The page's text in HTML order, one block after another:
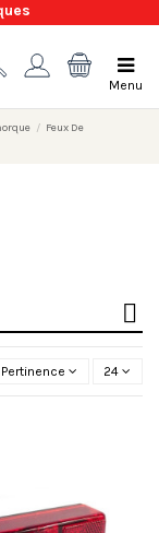
Menu
Feux De
Pertinence 24